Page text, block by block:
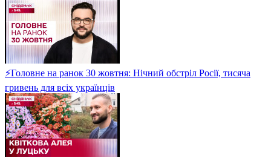
⚡Головне на ранок 30 жовтня: Нічний обстріл Росії, тисяча
гривень для всіх українців